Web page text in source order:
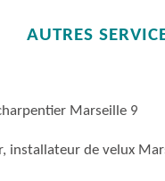
AUTRES
Marseille 9
installateur de velux